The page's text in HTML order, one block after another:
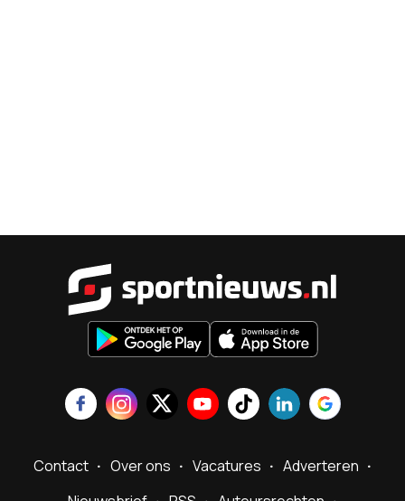
Contact Over ons Vacatures
Adverteren